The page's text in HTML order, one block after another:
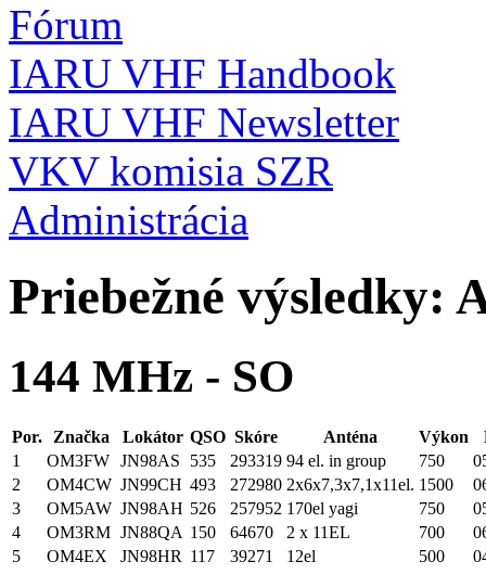
Fórum
IARU VHF Handbook
IARU VHF Newsletter
VKV komisia SZR
Administrácia
Priebežné výsledky:
144 MHz - SO
Por. Značka Lokátor QSO Skóre Anténa Výkon
1
OM3FW JN98AS 535 293319 94 el. in group 750
2
OM4CW JN99CH 493 272980 2x6x7,3x7,1x11el. 1500
3
OM5AW JN98AH 526 257952 170el yagi 750
4
OM3RM JN88QA 150 64670 2 x 11EL 700
5
OM4EX JN98HR 117 39271 12el 500